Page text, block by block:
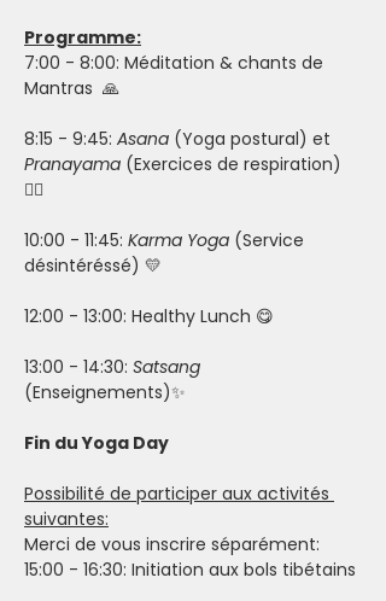
Programme:
7:00 - 8:00: Méditation & chants de
Mantras  🙏
8:15 - 9:45: Asana (Yoga postural) et
Pranayama (Exercices de respiration)
🧘‍♀️
10:00 - 11:45: Karma Yoga (Service
désintéréssé) 💛
12:00 - 13:00: Healthy Lunch 😋
13:00 - 14:30: Satsang
(Enseignements)✨
Fin du Yoga Day
Possibilité de participer aux activités
suivantes:
Merci de vous inscrire séparément:
15:00 - 16:30: Initiation aux bols tibétains